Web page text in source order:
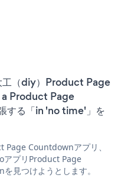
工（diy）Product Page
Product Page
する「in 'no time'」を
Page Countdownアプリ、
プリProduct Page
見つけようとします。